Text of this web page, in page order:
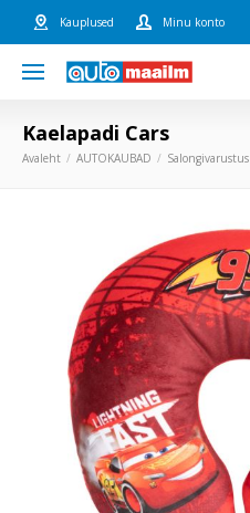
Kauplused Minu konto
Kaelapadi Cars
Avaleht AUTOKAUBAD Salongivarustus